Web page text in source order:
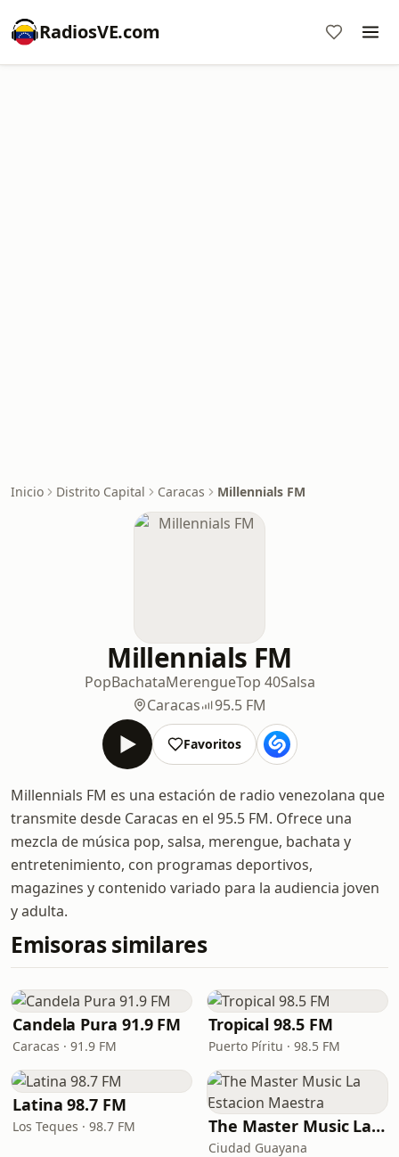
RadiosVE.com
Inicio Distrito Capital Caracas Millennials FM
Millennials FM
PopBachataMerengueTop 40Salsa
Caracas
95.5 FM
Favoritos
Millennials FM es una estación de radio venezolana que
transmite desde Caracas en el 95.5 FM. Ofrece una
mezcla de música pop, salsa, merengue, bachata y
entretenimiento, con programas deportivos,
magazines y contenido variado para la audiencia joven
y adulta.
Emisoras similares
Candela Pura 91.9 FM
Caracas · 91.9 FM
Tropical 98.5 FM
Puerto Píritu · 98.5 FM
Latina 98.7 FM
Los Teques · 98.7 FM The Master Music La Estacion Maestra
Ciudad Guayana